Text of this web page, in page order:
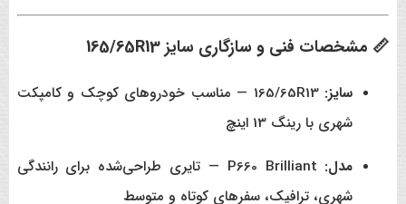
📏 مشخصات فنی و سازگاری سایز 165/65R13
سایز:
165/65R13 — مناسب خودروهای کوچک و کامپکت
شهری با رینگ 13 اینچ
مدل:
P660 Brilliant — تایری طراحی‌شده برای رانندگی
شهری، ترافیک، سفرهای کوتاه و متوسط